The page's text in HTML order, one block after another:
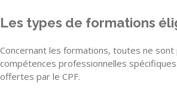
Les types de formations
Concernant les formations, toutes ne
compétences professionnelles
offertes par le CPF.